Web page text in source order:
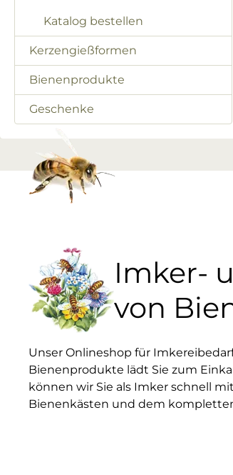
Katalog bestellen
Kerzengießformen
Bienenprodukte
Geschenke
Imker-
von
Unser Onlineshop für
Bienenprodukte lädt Sie zum
können wir Sie als Imker schnell
Bienenkästen und dem